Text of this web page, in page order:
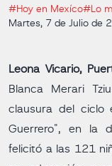
#Hoy en Mexíco#Lo
Martes, 7 de Julio de
Leona Vicario,
Blanca Merari
clausura del ciclo
Guerrero", en la
felicitó a las 121